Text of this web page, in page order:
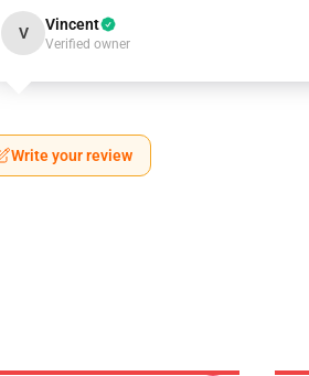
V Vincent
Verified owner
Write your review